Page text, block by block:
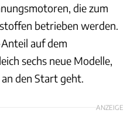
die zum
betrieben werden.
auf dem
sechs neue Modelle,
den Start geht.
ANZEIGE